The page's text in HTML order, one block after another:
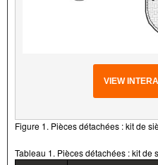
VIEW
Figure 1. Pièces détachées : kit de
Tableau 1. Pièces détachées : kit de